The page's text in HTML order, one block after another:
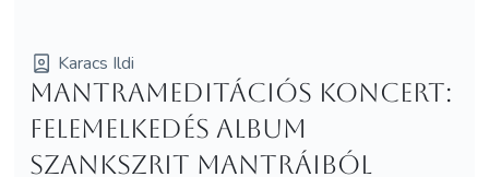
Karacs Ildi
Mantrameditációs koncert:
Felemelkedés album
szankszrit mantráiból